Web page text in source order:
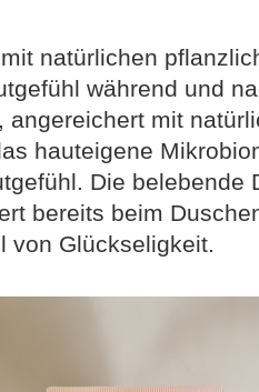
natürlichen
während und
angereichert mit
hauteigene
Die belebende
bereits beim
von Glückseligkeit.